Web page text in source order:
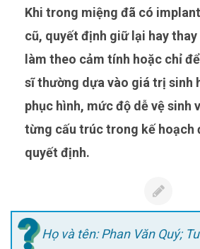
Khi trong miệng đã có implant cũ và cầu răng
cũ, quyết định giữ lại hay
làm theo cảm tính hoặc chỉ để
sĩ thường dựa vào giá trị sinh
phục hình, mức độ dễ vệ sinh
từng cấu trúc trong kế hoạch
quyết định.
Họ và tên: Phan Văn Quý;